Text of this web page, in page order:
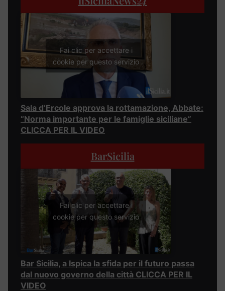
Fai clic per accettare i
cookie per questo servizio
Sala d’Ercole approva la rottamazione, Abbate:
“Norma importante per le famiglie siciliane”
CLICCA PER IL VIDEO
BarSicilia
Fai clic per accettare i
cookie per questo servizio
Bar Sicilia, a Ispica la sfida per il futuro passa
dal nuovo governo della città CLICCA PER IL
VIDEO